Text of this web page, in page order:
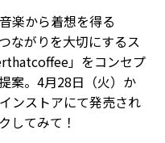
楽から着想を得る
ながりを大切にするス
」をコンセプ
案。4月28日（火）か
ンストアにて発売され
してみて！